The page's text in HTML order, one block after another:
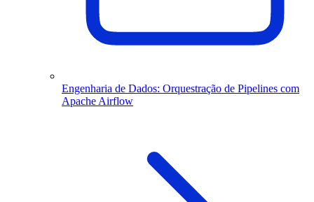
Engenharia de Dados: Orquestração de Pipelines com
Apache Airflow